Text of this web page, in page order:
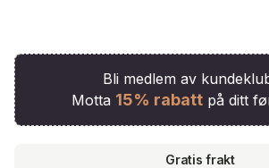
Bli medlem av
Motta 15% rabattpå ditt
Gratis frakt